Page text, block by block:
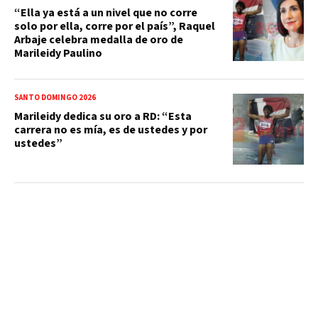
“Ella ya está a un nivel que no corre
solo por ella, corre por el país”, Raquel
Arbaje celebra medalla de oro de
Marileidy Paulino
SANTO DOMINGO 2026
Marileidy dedica su oro a RD: “Esta
carrera no es mía, es de ustedes y por
ustedes”